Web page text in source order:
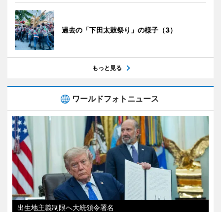
過去の「下田太鼓祭り」の様子（3）
もっと見る
ワールドフォトニュース
出生地主義制限へ大統領令署名